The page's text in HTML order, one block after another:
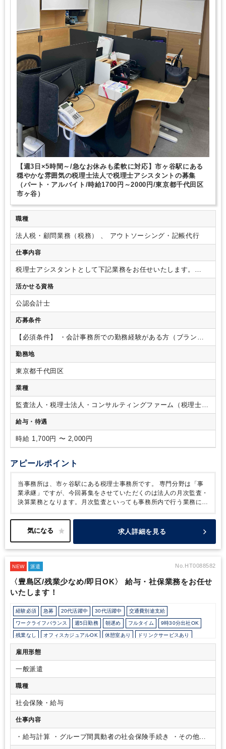
【週3日×5時間～/急なお休みも柔軟に対応】市ヶ谷駅にある
穏やかな雰囲気の税理士法人で税理士アシスタントの募集
（パート・アルバイト/時給1700円～2000円/東京都千代田区
市ヶ谷）
職種
法人税・顧問業務（税務） 、 アウトソーシング・記帳代行
仕事内容
税理士アシスタントとして下記業務をお任せいたします。
【具体的な業務内容】・法人のお客様の月次チェック（元帳
チェック、消費税課税区分チェックなど通常の監査業務）
成など） ※申告書作成については必須とさせていただきます
が、作成したことの無い別表が出てきた場合は、所長の指示の
もと作成していただきますのでご安心ください。 【ポイン
ト】・残業は基本的に行いません。ただ、どうしてもその日
のうちにこの業務だけは終わらせておきたい、など残業したほ
うがその後の業務が円滑に進むのであれば、所長へ報告してい
の裁量にある程度委ねていますので、当事務所も臨機応変に対
応したいと思っています。
用します。・税務申告ソフトはTKCまたは達人（NTT）を使
用しております。使用経験が無くてもレクチャーしますのでご
安心ください。
能です。臨機応変に対応させていただきまので、まずはご希望
をお聞かせください。・お子様等、ご親族の急な病気でのお
活かせる資格
公認会計士
応募条件
【必須条件】
・会計事務所での勤務経験がある方（ブランク
期間ありでも問題ありません） 【歓迎条件】・税理士試験科
目合格者
勤務地
東京都千代田区
業種
監査法人・税理士法人・コンサルティングファーム（税理士法
人）
給与・待遇
時給 1,700円 〜 2,000円
アピールポイント
当事務所は、市ヶ谷駅にある税理士事務所です。
専門分野は「事
業承継」ですが、今回募集をさせていただくのは法人の月次監査・
決算業務となります。月次監査といっても事務所内で行う業務にな
するのは所長が行い、皆様にはzoom等のオンラインで事務所内か
ら参加していただき、所長をフォローしていただく形となります。
での月次監査（データチェック）で確認事項が出てきた場合、経理
しい内容、自分では分からない内容のものが出てきた場合は所長も
事務所らしくない、綺麗で穏やかな雰囲気です。（IKEAで購入し
た木目調の机やキャビネットで揃えており、なるべくリラックスで
（現在2名）は会議室を利用し、ゆっくり食事をとっていらっしゃ
います。また、中休みとしてブレイクタイム（14時半から15分
間）を設定しており、その時間はティータイム、仮眠をとる、コン
ビニへ行く、プライベートな用事を済ませる、など自由な時間を設
定しています。
そのような場合は当日でも結構ですのでご連絡いただければお休
み、または、半日出社ということも可能です。
所を見に来てください。
求人詳細を見る
NEW 派遣 No.HT0088582
〈豊島区/残業少なめ/即日OK〉 給与・社保業務をお任せ
いたします！
経験必須 急募 20代活躍中 30代活躍中 交通費別途支給
ワークライフバランス 週5日勤務 朝遅め フルタイム 9時30分出社OK
残業なし オフィスカジュアルOK 休憩室あり ドリンクサービスあり
教育環境が充実 社内システム等のOJT 業務手順等のOJT
業界知識・専門用語等のOJT
英語力不要
雇用形態
一般派遣
職種
社会保険・給与
仕事内容
・給与計算 ・グループ間異動者の社会保険手続き
・その他付
随する業務等